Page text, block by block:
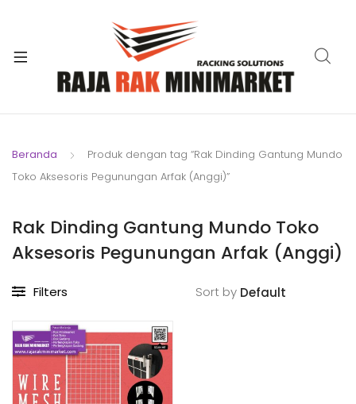
Beranda
Produk dengan tag “Rak Dinding Gantung Mundo
Toko Aksesoris Pegunungan Arfak (Anggi)”
Rak Dinding Gantung Mundo Toko
Aksesoris Pegunungan Arfak (Anggi)
Filters Sort by